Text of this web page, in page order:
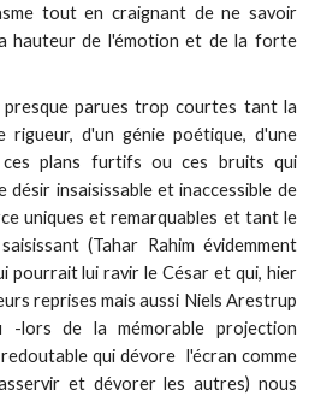
tout en craignant de ne savoir
hauteur de l'émotion et de la forte
presque parues trop courtes tant la
rigueur, d'un génie poétique, d'une
ces plans furtifs ou ces bruits qui
désir insaisissable et inaccessible de
uniques et remarquables et tant le
(Tahar Rahim évidemment
pourrait lui ravir le César et qui, hier
reprises mais aussi Niels Arestrup
-lors de la mémorable projection
qui dévore l'écran comme
et dévorer les autres) nous